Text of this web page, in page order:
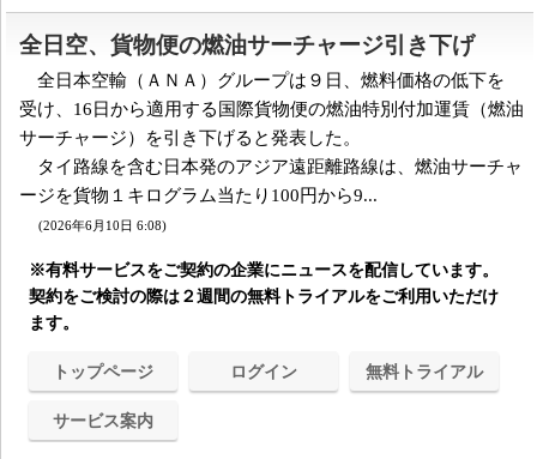
全日空、貨物便の燃油サーチャージ引き下げ
全日本空輸（ＡＮＡ）グループは９日、燃料価格の低下を
受け、16日から適用する国際貨物便の燃油特別付加運賃（燃油
サーチャージ）を引き下げると発表した。
タイ路線を含む日本発のアジア遠距離路線は、燃油サーチャ
ージを貨物１キログラム当たり100円から9...
(2026年6月10日 6:08)
※有料サービスをご契約の企業にニュースを配信しています。
契約をご検討の際は２週間の無料トライアルをご利用いただけ
ます。
トップページ ログイン 無料トライアル
サービス案内